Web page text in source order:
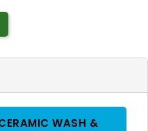
WASH &